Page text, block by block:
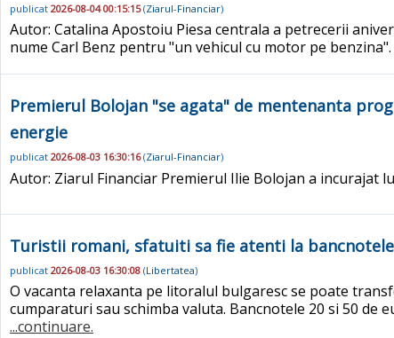
publicat 2026-08-04 00:15:15(Ziarul-Financiar)
Autor: Catalina Apostoiu Piesa centrala a petrecerii
nume Carl Benz pentru "un vehicul cu motor pe benzina".
Premierul Bolojan "se agata" de mentenanta
energie
publicat 2026-08-03 16:30:16(Ziarul-Financiar)
Autor: Ziarul Financiar Premierul Ilie Bolojan a incurajat
Turistii romani, sfatuiti sa fie atenti la
publicat 2026-08-03 16:30:08 (Libertatea)
O vacanta relaxanta pe litoralul bulgaresc se poate
cumparaturi sau schimba valuta. Bancnotele 20 si 50 de
...continuare.